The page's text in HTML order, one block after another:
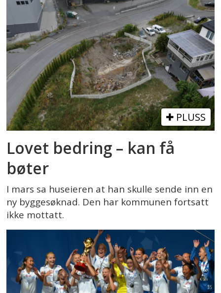
PLUSS
Lovet bedring – kan få
bøter
I mars sa huseieren at han skulle sende inn en
ny byggesøknad. Den har kommunen fortsatt
ikke mottatt.